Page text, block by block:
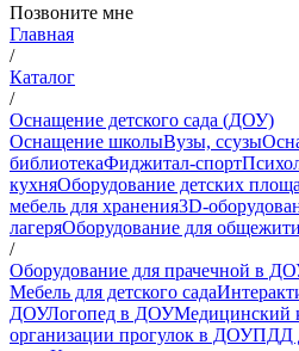
Позвоните мне
Главная
/
Каталог
/
Оснащение детского сада (ДОУ)
Оснащение школыВузы, ссузы
библиотекаФиджитал-спорт
кухняОборудование детских
мебель для хранения3D-
лагеряОборудование для
/
Оборудование для прачечной в
Мебель для детского сада
ДОУЛогопед в ДОУМедицинский
организации прогулок в ДОУПДД